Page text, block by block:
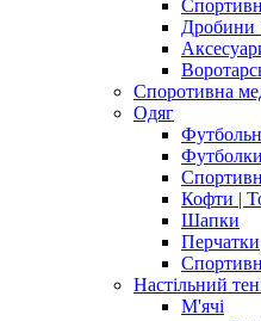
Дробини
Споротивна
Одяг
Футболки
Кофти |
Шапки
Перчатки
Настільний
М'ячі